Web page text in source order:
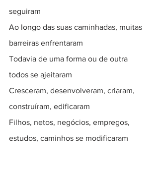
seguiram
Ao longo das suas caminhadas, muitas
barreiras enfrentaram
Todavia de uma forma ou de outra
todos se ajeitaram
Cresceram, desenvolveram, criaram,
construíram, edificaram
Filhos, netos, negócios, empregos,
estudos, caminhos se modificaram